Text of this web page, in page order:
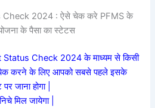
Check 2024 : ऐसे चेक करे PFMS के
के पैसा का स्टेटस
Check 2024 के माध्यम से किसी
चेक करने के लिए आपको सबसे पहले इसके
जाना होगा |
मिल जायेगा |